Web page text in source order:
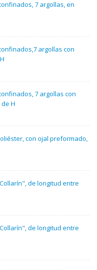
7 argollas, en
argollas con
7 argollas con
H
con ojal preformado,
de longitud entre
de longitud entre